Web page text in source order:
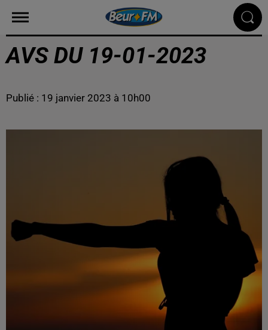
AVS DU 19-01-2023
Publié : 19 janvier 2023 à 10h00